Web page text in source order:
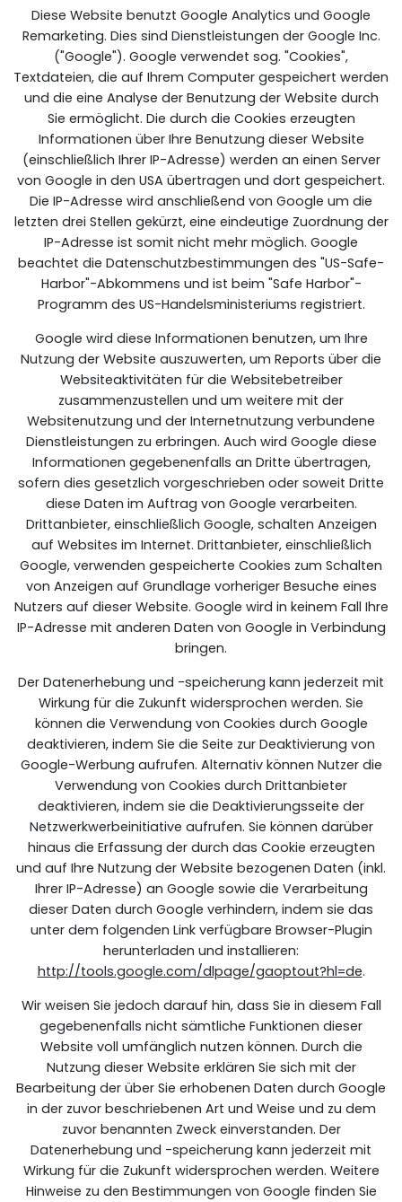
Diese Website benutzt Google Analytics und Google
Remarketing. Dies sind Dienstleistungen der Google Inc.
("Google"). Google verwendet sog. "Cookies",
Textdateien, die auf Ihrem Computer gespeichert werden
und die eine Analyse der Benutzung der Website durch
Sie ermöglicht. Die durch die Cookies erzeugten
Informationen über Ihre Benutzung dieser Website
(einschließlich Ihrer IP-Adresse) werden an einen Server
von Google in den USA übertragen und dort gespeichert.
Die IP-Adresse wird anschließend von Google um die
letzten drei Stellen gekürzt, eine eindeutige Zuordnung der
IP-Adresse ist somit nicht mehr möglich. Google
beachtet die Datenschutzbestimmungen des "US-Safe-
Harbor"-Abkommens und ist beim "Safe Harbor"-
Programm des US-Handelsministeriums registriert.
Google wird diese Informationen benutzen, um Ihre
Nutzung der Website auszuwerten, um Reports über die
Websiteaktivitäten für die Websitebetreiber
zusammenzustellen und um weitere mit der
Websitenutzung und der Internetnutzung verbundene
Dienstleistungen zu erbringen. Auch wird Google diese
Informationen gegebenenfalls an Dritte übertragen,
sofern dies gesetzlich vorgeschrieben oder soweit Dritte
diese Daten im Auftrag von Google verarbeiten.
Drittanbieter, einschließlich Google, schalten Anzeigen
auf Websites im Internet. Drittanbieter, einschließlich
Google, verwenden gespeicherte Cookies zum Schalten
von Anzeigen auf Grundlage vorheriger Besuche eines
Nutzers auf dieser Website. Google wird in keinem Fall Ihre
IP-Adresse mit anderen Daten von Google in Verbindung
bringen.
Der Datenerhebung und -speicherung kann jederzeit mit
Wirkung für die Zukunft widersprochen werden. Sie
können die Verwendung von Cookies durch Google
deaktivieren, indem Sie die Seite zur Deaktivierung von
Google-Werbung aufrufen. Alternativ können Nutzer die
Verwendung von Cookies durch Drittanbieter
deaktivieren, indem sie die Deaktivierungsseite der
Netzwerkwerbeinitiative aufrufen. Sie können darüber
hinaus die Erfassung der durch das Cookie erzeugten
und auf Ihre Nutzung der Website bezogenen Daten (inkl.
Ihrer IP-Adresse) an Google sowie die Verarbeitung
dieser Daten durch Google verhindern, indem sie das
unter dem folgenden Link verfügbare Browser-Plugin
herunterladen und installieren:
http://tools.google.com/dlpage/gaoptout?hl=de.
Wir weisen Sie jedoch darauf hin, dass Sie in diesem Fall
gegebenenfalls nicht sämtliche Funktionen dieser
Website voll umfänglich nutzen können. Durch die
Nutzung dieser Website erklären Sie sich mit der
Bearbeitung der über Sie erhobenen Daten durch Google
in der zuvor beschriebenen Art und Weise und zu dem
zuvor benannten Zweck einverstanden. Der
Datenerhebung und -speicherung kann jederzeit mit
Wirkung für die Zukunft widersprochen werden. Weitere
Hinweise zu den Bestimmungen von Google finden Sie